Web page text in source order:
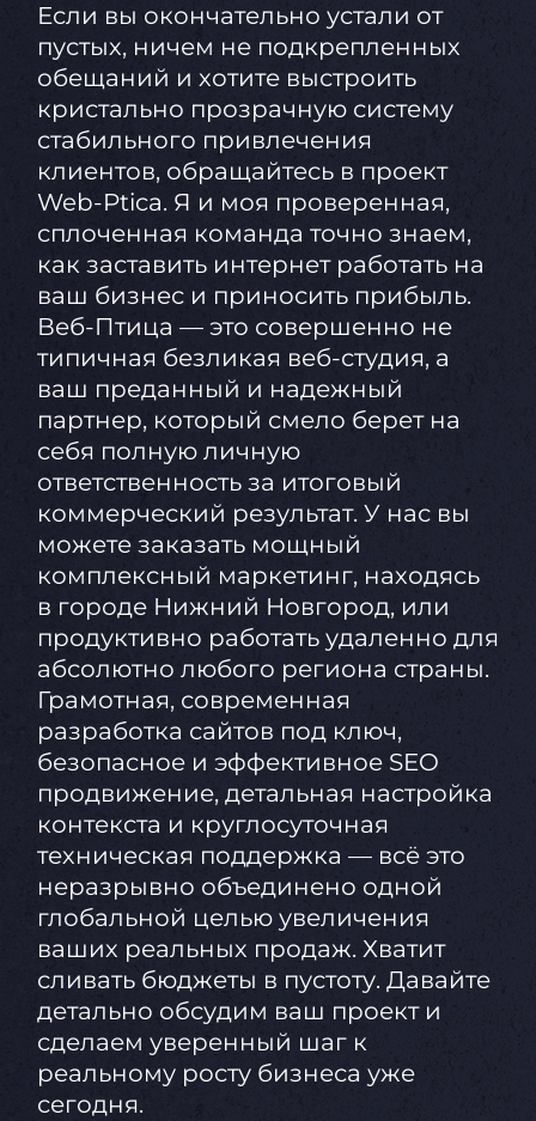
Если вы окончательно устали от
пустых, ничем не подкрепленных
обещаний и хотите выстроить
кристально прозрачную систему
стабильного привлечения
клиентов, обращайтесь в проект
Web-Ptica. Я и моя проверенная,
сплоченная команда точно знаем,
как заставить интернет работать на
ваш бизнес и приносить прибыль.
Веб-Птица — это совершенно не
типичная безликая веб-студия, а
ваш преданный и надежный
партнер, который смело берет на
себя полную личную
ответственность за итоговый
коммерческий результат. У нас вы
можете заказать мощный
комплексный маркетинг, находясь
в городе Нижний Новгород, или
продуктивно работать удаленно для
абсолютно любого региона страны.
Грамотная, современная
разработка сайтов под ключ,
безопасное и эффективное SEO
продвижение, детальная настройка
контекста и круглосуточная
техническая поддержка — всё это
неразрывно объединено одной
глобальной целью увеличения
ваших реальных продаж. Хватит
сливать бюджеты в пустоту. Давайте
детально обсудим ваш проект и
сделаем уверенный шаг к
реальному росту бизнеса уже
сегодня.